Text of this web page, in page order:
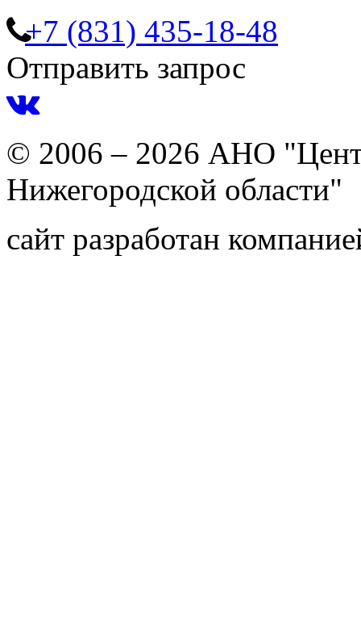
+7 (831) 435-18-48
Отправить запрос
© 2006 – 2026 АНО
Нижегородской области"
сайт разработан